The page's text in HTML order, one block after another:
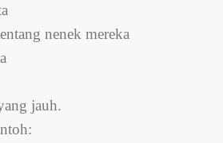
nenek mereka
jauh.